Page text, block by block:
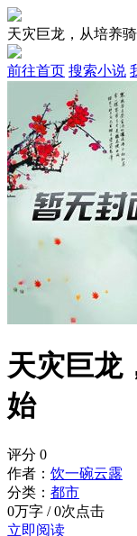
天灾巨龙，从培养
前往首页 搜索小说
天灾巨龙
始
评分 0
作者： 饮一碗云露
分类： 都市
0万字 / 0次点击
立即阅读